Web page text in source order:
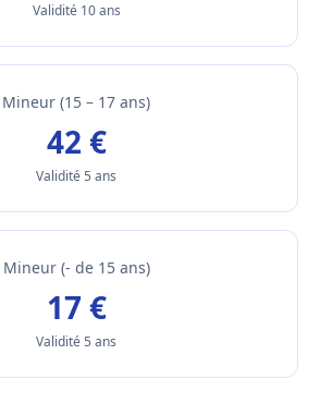
Validité 10 ans
Mineur (15 – 17 ans)
42 €
Validité 5 ans
Mineur (- de 15 ans)
17 €
Validité 5 ans